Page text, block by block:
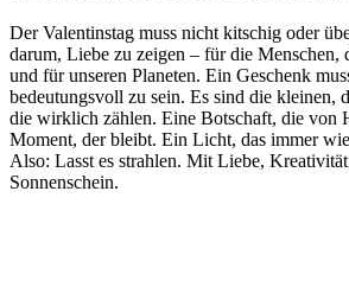
Der Valentinstag muss nicht kitschig oder
darum, Liebe zu zeigen – für die Menschen,
und für unseren Planeten. Ein Geschenk
bedeutungsvoll zu sein. Es sind die kleinen,
die wirklich zählen. Eine Botschaft, die von
Moment, der bleibt. Ein Licht, das immer
Also: Lasst es strahlen. Mit Liebe,
Sonnenschein.